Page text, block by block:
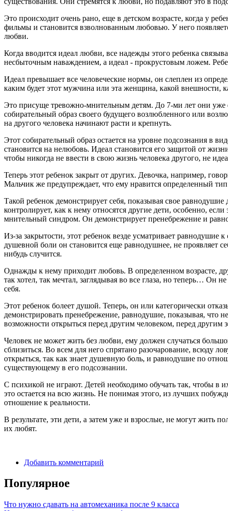
Это происходит очень рано, еще в детском возрасте, когда у
фильмы и становится взволнованным любовью. У него
любви.
Когда вводится идеал любви, все надежды этого ребенка
несбыточным наваждением, а идеал - прокрустовым ложем.
Идеал превышает все человеческие нормы, он слеплен из
каким будет этот мужчина или эта женщина, какой внешности,
Это присуще тревожно-мнительным детям. До 7-ми лет они уже
собирательный образ своего будущего возлюбленного или
на другого человека начинают расти и крепнуть.
Этот собирательный образ остается на уровне подсознания в
становится на нелюбовь. Идеал становится его защитой от
чтобы никогда не ввести в свою жизнь человека другого, не
Теперь этот ребенок закрыт от других. Девочка, например,
Мальчик же предупреждает, что ему нравится определенный
Такой ребенок демонстрирует себя, показывая свое
контролирует, как к нему относятся другие дети, особенно,
мнительный синдром. Он демонстрирует пренебрежение и
Из-за закрытости, этот ребенок везде усматривает
душевной боли он становится еще равнодушнее, не проявляет
нибудь случится.
Однажды к нему приходит любовь. В определенном возрасте,
так хотел, так мечтал, заглядывая во все глаза, но теперь… Он
себя.
Этот ребенок болеет душой. Теперь, он или категорически
демонстрировать пренебрежение, равнодушие, показывая, что
возможности открыться перед другим человеком, перед
Человек не может жить без любви, ему должен случаться
сблизиться. Во всем для него спрятано разочарование, всюду
открыться, так как знает душевную боль, и равнодушие по
существующему в его подсознании.
С психикой не играют. Детей необходимо обучать так, чтобы в
это остается на всю жизнь. Не понимая этого, из лучших
отношение к реальности.
В результате, эти дети, а затем уже и взрослые, не могут
их любят.
Добавить комментарий
Популярное
Что нужно сдавать на автомеханика после 9 класса